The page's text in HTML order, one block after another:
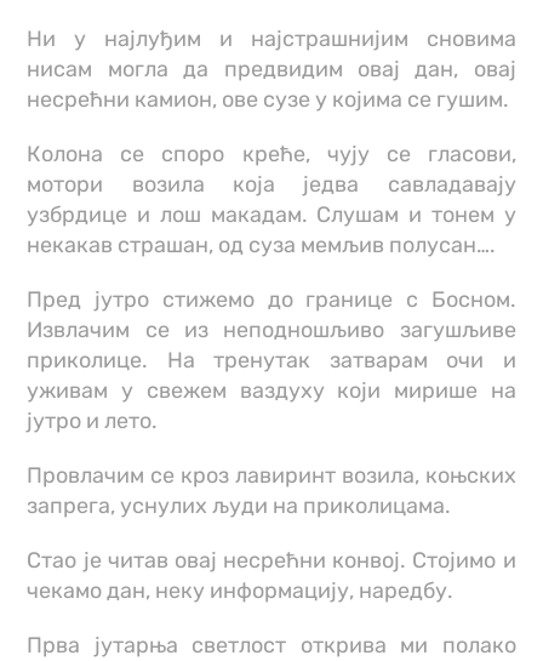
Ни у најлуђим и најстрашнијим сновима
нисам могла да предвидим овај дан, овај
несрећни камион, ове сузе у којима се гушим.
Колона се споро креће, чују се гласови,
мотори возила која једва савладавају
узбрдице и лош макадам. Слушам и тонем у
некакав страшан, од суза мемљив полусан….
Пред јутро стижемо до границе с Босном.
Извлачим се из неподношљиво загушљиве
приколице. На тренутак затварам очи и
уживам у свежем ваздуху који мирише на
јутро и лето.
Провлачим се кроз лавиринт возила, коњских
запрега, уснулих људи на приколицама.
Стао је читав овај несрећни конвој. Стојимо и
чекамо дан, неку информацију, наредбу.
Прва јутарња светлост открива ми полако